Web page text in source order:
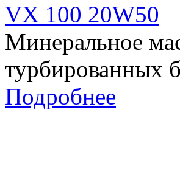
VX 100 20W50
Минеральное
турбированных
Подробнее